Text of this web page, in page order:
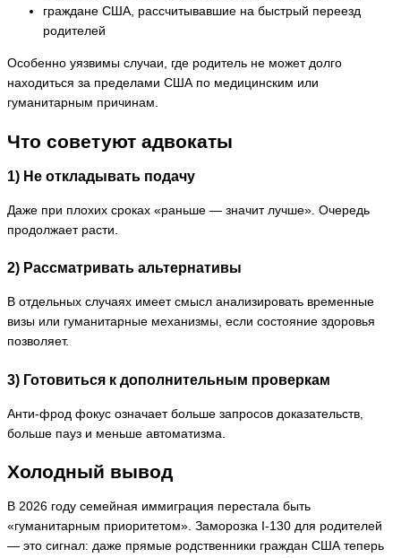
граждане США, рассчитывавшие на быстрый переезд
родителей
Особенно уязвимы случаи, где родитель не может долго
находиться за пределами США по медицинским или
гуманитарным причинам.
Что советуют адвокаты
1) Не откладывать подачу
Даже при плохих сроках «раньше — значит лучше». Очередь
продолжает расти.
2) Рассматривать альтернативы
В отдельных случаях имеет смысл анализировать временные
визы или гуманитарные механизмы, если состояние здоровья
позволяет.
3) Готовиться к дополнительным проверкам
Анти-фрод фокус означает больше запросов доказательств,
больше пауз и меньше автоматизма.
Холодный вывод
В 2026 году семейная иммиграция перестала быть
«гуманитарным приоритетом». Заморозка I-130 для родителей
— это сигнал: даже прямые родственники граждан США теперь